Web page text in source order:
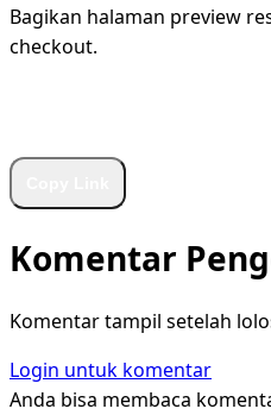
Bagikan halaman preview
checkout.
Komentar
Komentar tampil setelah
Login untuk komentar
Anda bisa membaca